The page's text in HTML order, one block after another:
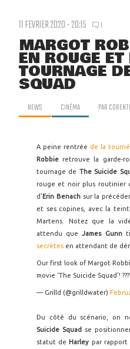
11 FEVRIER 2020 - 20:15 1
MARGOT
EN ROUGE
TOURNAGE
SQUAD
NEWS CINÉMA PAR
A peine rentrée de la
Robbie retrouve la garde-
tournage de The Suicide
rouge et noir plus routinier
d'Erin Benachsur la
et ses copines, avec la
Martens. Notez que la
attendu queJames Gunn
secrètes en attendant de
Our first look of Margot
movie ‘The Suicide Squad’!
— Grilld (@grilldwater)
Du côté du scénario, on
Suicide Squad
se
statut de Harley par